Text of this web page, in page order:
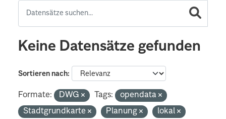
Keine Datensätze gefunden
Sortieren nach
Formate: DWG Tags:
opendata
Stadtgrundkarte
Planung
lokal